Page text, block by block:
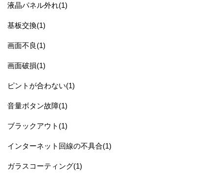
液晶パネル外れ(1)
基板交換(1)
画面不良(1)
画面破損(1)
ピントが合わない(1)
音量ボタン故障(1)
ブラックアウト(1)
インターネット回線の不具合(1)
ガラスコーティング(1)